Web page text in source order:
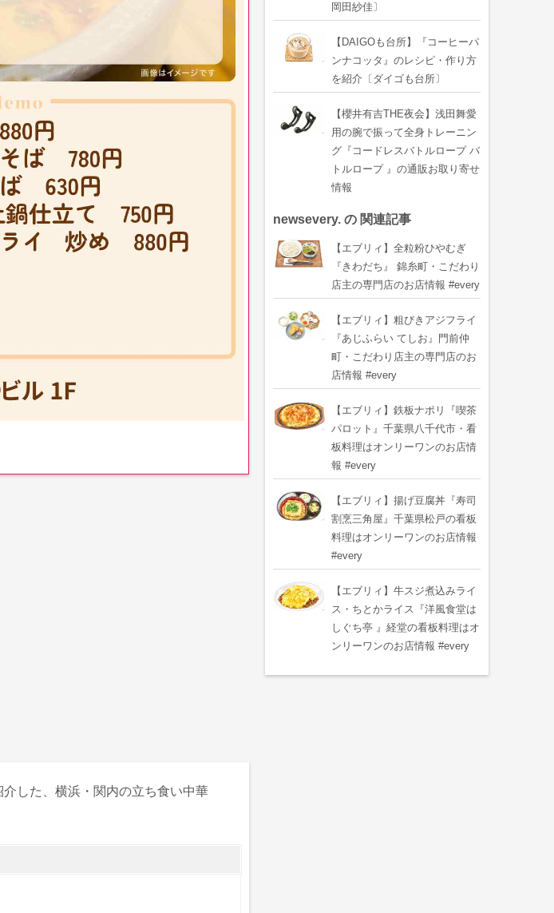
介した、横浜・関内の立ち食い中華
岡田紗佳〕
【DAIGOも台所】『コーヒーパ
ンナコッタ』のレシピ・作り方
を紹介〔ダイゴも台所〕
【櫻井有吉THE夜会】浅田舞愛
用の腕で振って全身トレーニン
グ『コードレスバトルロープ バ
トルロープ 』の通販お取り寄せ
情報
newsevery. の 関連記事
【エブリィ】全粒粉ひやむぎ
『きわだち』 錦糸町・こだわり
店主の専門店のお店情報 #every
【エブリィ】粗びきアジフライ
『あじふらい てしお』門前仲
町・こだわり店主の専門店のお
店情報 #every
【エブリィ】鉄板ナポリ『喫茶
パロット』千葉県八千代市・看
板料理はオンリーワンのお店情
報 #every
【エブリィ】揚げ豆腐丼『寿司
割烹三角屋』千葉県松戸の看板
料理はオンリーワンのお店情報
#every
【エブリィ】牛スジ煮込みライ
ス・ちとかライス『洋風食堂は
しぐち亭 』経堂の看板料理はオ
ンリーワンのお店情報 #every